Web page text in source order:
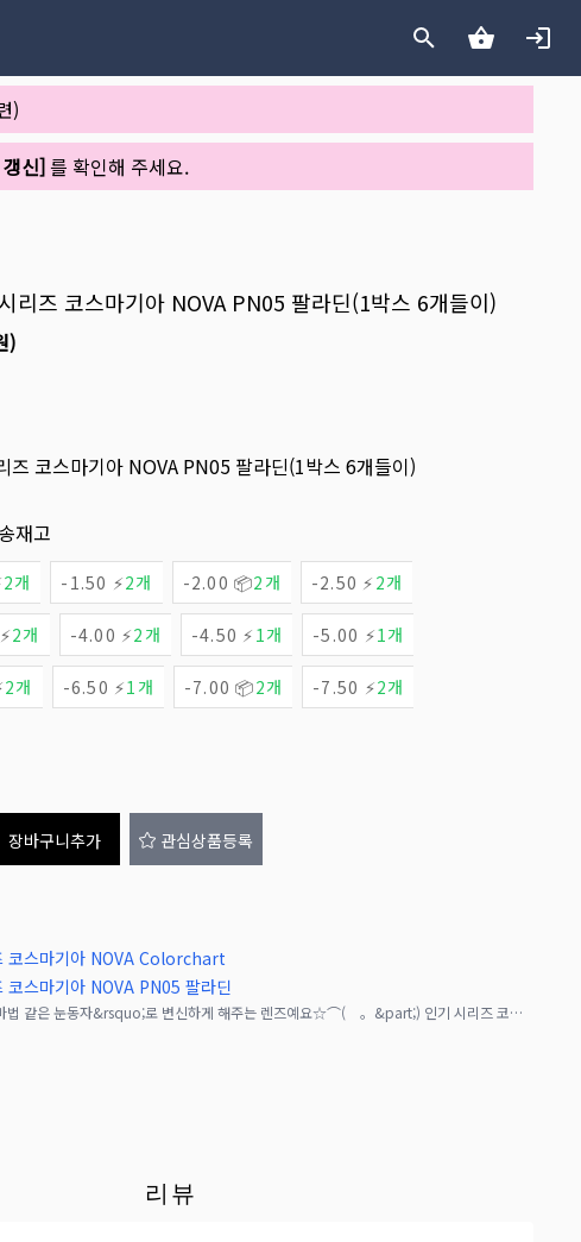
)
신]를 확인해 주세요.
리즈 코스마기아 NOVA PN05 팔라딘(1박스 6개들이)
)
코스마기아 NOVA PN05 팔라딘(1박스 6개들이)
재고
2개 -1.50 ⚡2개 -2.00 📦2개 -2.50 ⚡ 2개
2개 -4.00 ⚡2개 -4.50 ⚡ 1개 -5.00 ⚡1개
2개 -6.50 ⚡1개 -7.00 📦2개 -7.50 ⚡2개
장바구니추가 관심상품등록
스마기아 NOVA Colorchart
스마기아 NOVA PN05 팔라딘
맨눈 사이즈 그대로, 마치 &lsquo;마법 같은 눈동자&rsquo;로 변신하게 해주는 렌즈예요☆⌒(ゝ。&part;) 인기 시리즈 코스마기아에서 새롭게 출시된 이번 라인은 착색 직
리뷰